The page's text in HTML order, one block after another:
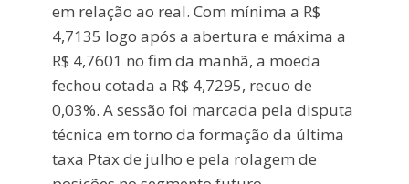
em relação ao real. Com mínima a R$
4,7135 logo após a abertura e máxima a
R$ 4,7601 no fim da manhã, a moeda
fechou cotada a R$ 4,7295, recuo de
0,03%. A sessão foi marcada pela disputa
técnica em torno da formação da última
taxa Ptax de julho e pela rolagem de